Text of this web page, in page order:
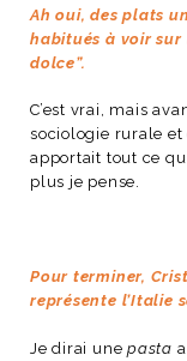
Ah oui, des plats
habitués à voir sur
dolce”.
C’est vrai, mais
sociologie rurale
apportait tout ce
plus je pense.
Pour terminer,
représente l’Italie
Je dirai unepasta